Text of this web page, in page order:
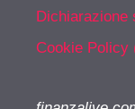
Dichiarazione
Cookie Policy